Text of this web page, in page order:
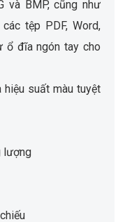
và BMP, cũng như
tệp PDF, Word,
ổ đĩa ngón tay cho
hiệu suất màu tuyệt
lượng